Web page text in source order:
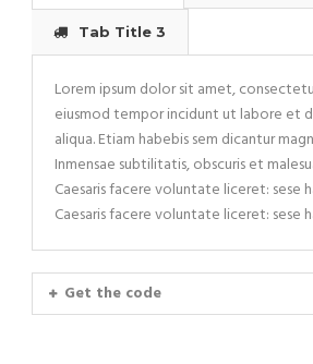
Tab Title 3
Lorem ipsum dolor sit amet,
eiusmod tempor incidunt ut labore et
aliqua. Etiam habebis sem dicantur
Inmensae subtilitatis, obscuris et
Caesaris facere voluntate liceret: sese
Caesaris facere voluntate liceret: sese
Get the code